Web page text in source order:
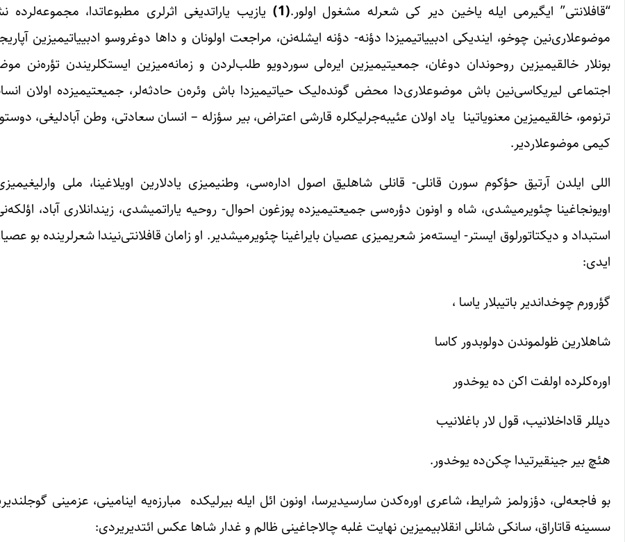
“قافلانتی” ایگیرمی ایله یاخین دیر کی شعرله مشغول اولور.(1)
یازیب یاراتدیغی اثرلری مطبوعاتدا، مجموعه‌لرده
موضوعلاری‌نین چوخو، ‌ایندیکی ادبییاتیمیزدا دؤنه- دؤنه ایشله‌نن، مراجعت اولونان و داها دوغروسو ادبییاتیمیزین
بونلار خالقیمیزین روحوندان دوغان، جمعیتیمیزین ایره‌لی سوردویو طلب‌لردن و زمانه‌میزین ایستکلریندن تؤره‌نن
اجتماعی لیریکاسی‌نین باش موضوعلاری‌دا محض گونده‌لیک حیاتیمیزدا باش وئره‌ن حادثه‌لر، جمیعتیمیزده اولان
ترنومو، خالقیمیزین معنویاتینا یاد اولان عئیبه‌جرلیکلره قارشی اعتراض، بیر سؤزله – انسان سعادتی، وطن آبادلیغی،
کیمی موضوعلاردیر.
اللی ایلدن آرتیق حؤکوم سورن قانلی- قانلی شاهلیق اصول اداره‌سی، وطنیمیزی یادلارین اویلاغینا، ملی
اویونجاغینا چئویرمیشدی، شاه و اونون دؤره‌سی جمیعتیمیزده پوزغون احوال- روحیه یاراتمیشدی، زیندانلاری آباد،
استبداد و دیکتاتورلوق ایستر- ایسته‌مز شعریمیزی عصیان بایراغینا چئویرمیشدیر. او زامان قافلانتی‌نیندا شعرلرینده بو
ایدی:
گؤرورم چوخداندیر باتیبلار یاسا ،
شاهلارین ظولموندن دولوبدور کاسا
اوره‌کلرده اولفت اکن ده یوخدور
دیللر قاداخلانیب، قول لار باغلانیب
هئچ بیر جینقیرتیدا چکن‌ده یوخدور.
بو فاجعه‌لی، دؤزولمز شرایط، شاعری اوره‌کدن سارسیدیرسا، اونون ائل ایله بیرلیکده مبارزه‌یه اینامینی، عزمینی
سسینه قاتاراق، ‌سانکی شانلی انقلابیمیزین نهایت غلبه چالاجاغینی ظالم و غدار شاها عکس ائتدیریردی: